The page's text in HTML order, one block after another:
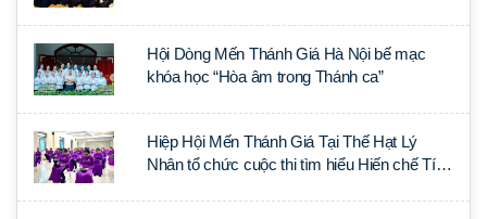
Hội Dòng Mến Thánh Giá Hà Nội bế mạc
khóa học “Hòa âm trong Thánh ca”
Hiệp Hội Mến Thánh Giá Tại Thế Hạt Lý
Nhân tổ chức cuộc thi tìm hiểu Hiến chế Tín